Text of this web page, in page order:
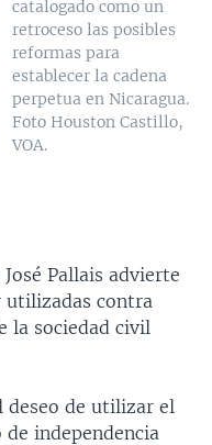
catalogado como un
retroceso las posibles
reformas para
establecer la cadena
perpetua en Nicaragua.
Foto Houston Castillo,
VOA.
Pallais advierte
utilizadas contra
la sociedad civil
deseo de utilizar el
independencia